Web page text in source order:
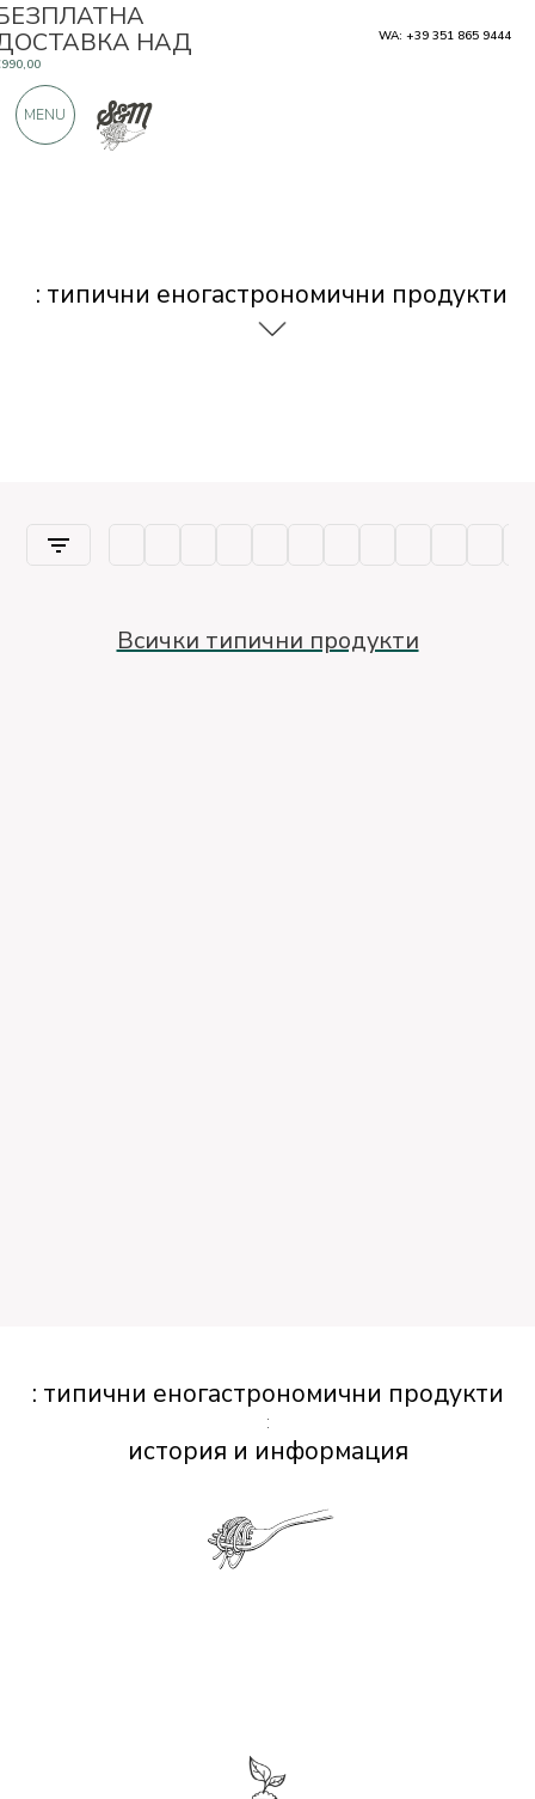
: типични еногастрономични продукти
Всички типични продукти
: типични еногастрономични продукти
:
история и информация
НАД
ПРОДУКТИ ОТ ОТЛИЧНИ
WA: +39 351 865 9444
MENU